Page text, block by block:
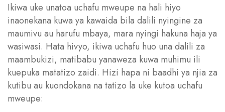
Ikiwa uke unatoa uchafu mweupe na hali hiyo
inaonekana kuwa ya kawaida bila dalili nyingine za
maumivu au harufu mbaya, mara nyingi hakuna haja ya
wasiwasi. Hata hivyo, ikiwa uchafu huo una dalili za
maambukizi, matibabu yanaweza kuwa muhimu ili
kuepuka matatizo zaidi. Hizi hapa ni baadhi ya njia za
kutibu au kuondokana na tatizo la uke kutoa uchafu
mweupe: